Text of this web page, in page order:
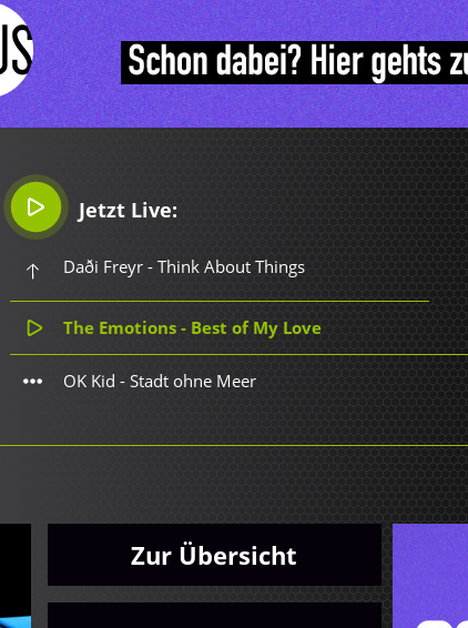
Jetzt Live:
Daði Freyr - Think About Things
The Emotions - Best of My Love
OK Kid - Stadt ohne Meer
Zur Übersicht